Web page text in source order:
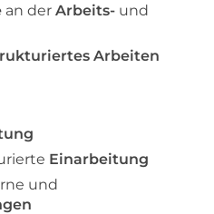
an der Arbeits- und
Arbeiten
Einarbeitung
und